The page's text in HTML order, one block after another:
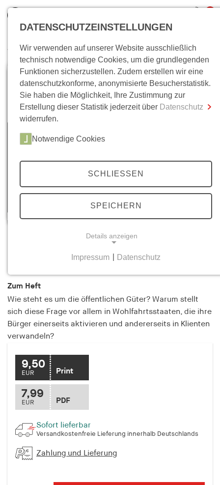
inkl. MwSt.
0,00 €
Zum Warenkorb Zur Kasse
Wo bin ich?
Dienst am Gemeinwohl
Heft 5 Oktober/November 2012
Zum Heft
Wie steht es um die öffentlichen Güter? Warum stellt
sich diese Frage vor allem in Wohlfahrtsstaaten, die ihre
Bürger einerseits aktivieren und andererseits in Klienten
verwandeln?
9,50
EUR Print
7,99
EUR PDF
Sofort lieferbar
Versandkostenfreie Lieferung innerhalb Deutschlands
Zahlung und Lieferung
DATENSCHUTZEINSTELLUNGEN
Wir verwenden auf unserer Website ausschließlich
technisch notwendige Cookies, um die grundlegenden
Funktionen sicherzustellen. Zudem erstellen wir eine
datenschutzkonforme, anonymisierte Besucherstatistik.
Sie haben die Möglichkeit, Ihre Zustimmung zur
Erstellung dieser Statistik jederzeit über Datenschutz
widerrufen.
Notwendige Cookies
SCHLIESSEN
SPEICHERN
Details anzeigen
nutzbar zu machen, indem sie Grundfunktionen
wie Seitennavigation und Zugriff auf sichere
Bereiche der Webseite ermöglichen. Die Webseite
kann ohne diese Cookies nicht richtig
funktionieren.
cookie_consent
Name:
cookie_consent
Anbieter:
hamburger-edition.de
Speichert den Zustimmungsstatus des Benutzers
Impressum Datenschutz